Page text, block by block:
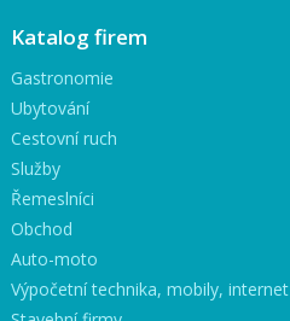
Katalog firem
Gastronomie
Ubytování
Cestovní ruch
Služby
Řemeslníci
Obchod
Auto-moto
Výpočetní technika, mobily, internet